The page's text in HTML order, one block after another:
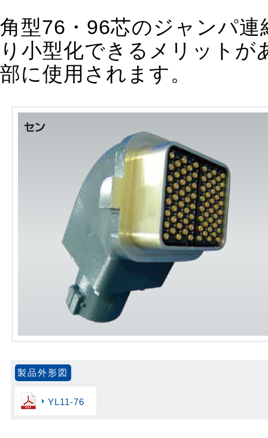
角型76・96芯のジャンパ
り小型化できるメリットが
部に使用されます。
製品外形図
YL11-76